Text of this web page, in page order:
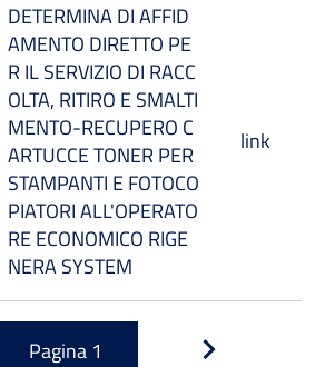
DETERMINA DI AFFID
AMENTO DIRETTO PE
R IL SERVIZIO DI RACC
OLTA, RITIRO E SMALTI
MENTO-RECUPERO C
ARTUCCE TONER PER
STAMPANTI E FOTOCO
PIATORI ALL'OPERATO
RE ECONOMICO RIGE
NERA SYSTEM
link
Pagina 1